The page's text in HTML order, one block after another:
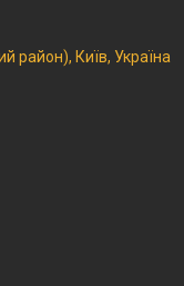
район), Київ, Україна